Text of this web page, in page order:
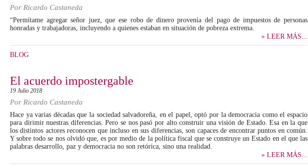
Por Ricardo Castaneda
“Permítame agregar señor juez, que ese robo de dinero provenía del pago de impuestos de personas
honradas y trabajadoras, incluyendo a quienes estaban en situación de pobreza extrema.
» LEER MÁS...
BLOG
El acuerdo impostergable
19 Julio 2018
Por Ricardo Castaneda
Hace ya varias décadas que la sociedad salvadoreña, en el papel, optó por la democracia como el espacio
para dirimir nuestras diferencias. Pero se nos pasó por alto construir una visión de Estado. Esa en la que
los distintos actores reconocen que incluso en sus diferencias, son capaces de encontrar puntos en común.
Y sobre todo se nos olvidó que, es por medio de la política fiscal que se construye un Estado en el que las
palabras desarrollo, paz y democracia no son retórica, sino una realidad.
» LEER MÁS...